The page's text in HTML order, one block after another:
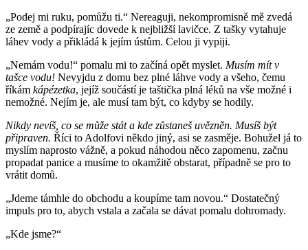
„Podej mi ruku, pomůžu ti.“ Nereaguji, nekompromisně mě zvedá
ze země a podpírajíc dovede k nejbližší lavičce. Z tašky vytahuje
láhev vody a přikládá k jejím ústům. Celou ji vypiji.
„Nemám vodu!“ pomalu mi to začíná opět myslet. Musím mít v
tašce vodu! Nevyjdu z domu bez plné láhve vody a všeho, čemu
říkám kápézetka, jejíž součástí je taštička plná léků na vše možné i
nemožné. Nejím je, ale musí tam být, co kdyby se hodily.
Nikdy nevíš, co se může stát a kde zůstaneš uvězněn. Musíš být
připraven. Říci to Adolfovi někdo jiný, asi se zasměje. Bohužel já to
myslím naprosto vážně, a pokud náhodou něco zapomenu, začnu
propadat panice a musíme to okamžitě obstarat, případně se pro to
vrátit domů.
„Jdeme támhle do obchodu a koupíme tam novou.“ Dostatečný
impuls pro to, abych vstala a začala se dávat pomalu dohromady.
„Kde jsme?“